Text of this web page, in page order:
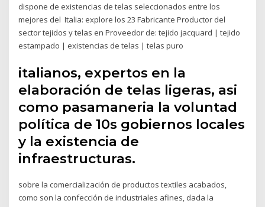
dispone de existencias de telas seleccionados entre los
mejores del Italia: explore los 23 Fabricante Productor del
sector tejidos y telas en Proveedor de: tejido jacquard | tejido
estampado | existencias de telas | telas puro
italianos, expertos en la
elaboración de telas ligeras, asi
como pasamaneria la voluntad
política de 10s gobiernos locales
y la existencia de
infraestructuras.
sobre la comercialización de productos textiles acabados,
como son la confección de industriales afines, dada la